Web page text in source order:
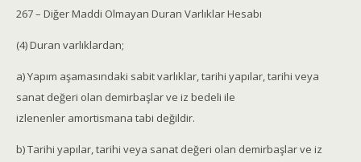
267 – Diğer Maddi Olmayan Duran Varlıklar Hesabı
(4) Duran varlıklardan;
a) Yapım aşamasındaki sabit varlıklar, tarihi yapılar, tarihi veya
sanat değeri olan demirbaşlar ve iz bedeli ile
izlenenler amortismana tabi değildir.
b) Tarihi yapılar, tarihi veya sanat değeri olan demirbaşlar ve iz